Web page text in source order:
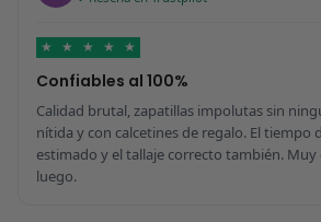
★ ★ ★ ★ ★
Confiables al 100%
Calidad brutal, zapatillas impolutas sin
nítida y con calcetines de regalo. El tiempo
estimado y el tallaje correcto también. Muy
luego.